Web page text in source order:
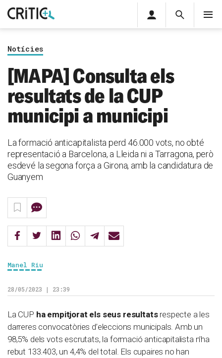
Cerca
privada
Inicia sessió
Notícies
[MAPA] Consulta els
resultats de la CUP
municipi a municipi
La formació anticapitalista perd 46.000 vots, no obté
representació a Barcelona, a Lleida ni a Tarragona, però
esdevé la segona força a Girona, amb la candidatura de
Guanyem
Manel Riu
28/05/2023 | 23:39
La CUP ha empitjorat els seus resultats respecte a les
darreres convocatòries d’eleccions municipals. Amb un
98,5% dels vots escrutats, la formació anticapitalista n’ha
rebut 133.403, un 4,4% del total. Els cupaires no han